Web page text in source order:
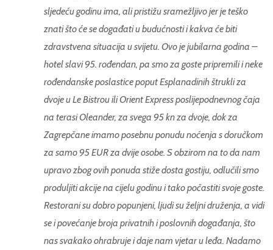
sljedeću godinu ima, ali pristižu sramežljivo jer je teško
znati što će se događati u budućnosti i kakva će biti
zdravstvena situacija u svijetu. Ovo je jubilarna godina –
hotel slavi 95. rođendan, pa smo za goste pripremili i neke
rođendanske poslastice poput Esplanadinih štrukli za
dvoje u Le Bistrou ili Orient Express poslijepodnevnog čaja
na terasi Oleander, za svega 95 kn za dvoje, dok za
Zagrepčane imamo posebnu ponudu noćenja s doručkom
za samo 95 EUR za dvije osobe. S obzirom na to da nam
upravo zbog ovih ponuda stiže dosta gostiju, odlučili smo
produljiti akcije na cijelu godinu i tako počastiti svoje goste.
Restorani su dobro popunjeni, ljudi su željni druženja, a vidi
se i povećanje broja privatnih i poslovnih događanja, što
nas svakako ohrabruje i daje nam vjetar u leđa. Nadamo